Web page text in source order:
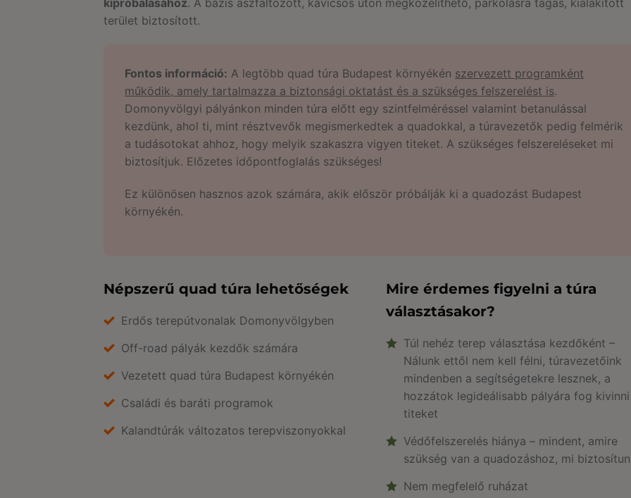
terület biztosított.
Fontos információ: A legtöbb quad túra Budapest környékén szervezett programként
működik, amely tartalmazza a biztonsági oktatást és a szükséges felszerelést is.
Domonyvölgyi pályánkon minden túra előtt egy szintfelméréssel valamint betanulással
kezdünk, ahol ti, mint résztvevők megismerkedtek a quadokkal, a túravezetők pedig felmérik
a tudásotokat ahhoz, hogy melyik szakaszra vigyen titeket. A szükséges felszereléseket mi
biztosítjuk. Előzetes időpontfoglalás szükséges!
Ez különösen hasznos azok számára, akik először próbálják ki a quadozást Budapest
környékén.
Népszerű quad túra lehetőségek
Erdős terepútvonalak Domonyvölgyben
Off-road pályák kezdők számára
Vezetett quad túra Budapest környékén
Családi és baráti programok
Kalandtúrák változatos terepviszonyokkal
Mire érdemes figyelni a túra
választásakor?
Túl nehéz terep választása kezdőként –
Nálunk ettől nem kell félni, túravezetőink
mindenben a segítségetekre lesznek, a
hozzátok legideálisabb pályára fog kivinni
titeket
Védőfelszerelés hiánya – mindent, amire
szükség van a quadozáshoz, mi
Nem megfelelő ruházat